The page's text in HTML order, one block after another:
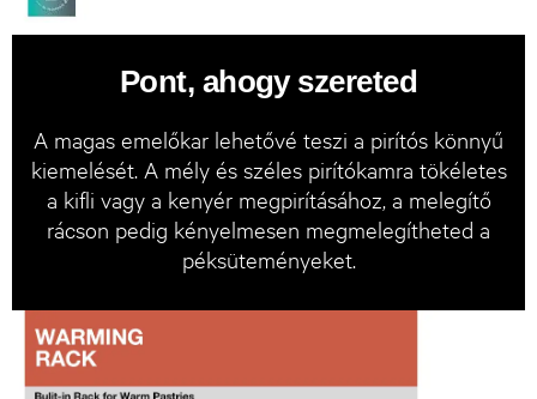
Pont, ahogy szereted
A magas emelőkar lehetővé teszi a pirítós könnyű
kiemelését. A mély és széles pirítókamra tökéletes
a kifli vagy a kenyér megpirításához, a melegítő
rácson pedig kényelmesen megmelegítheted a
péksüteményeket.